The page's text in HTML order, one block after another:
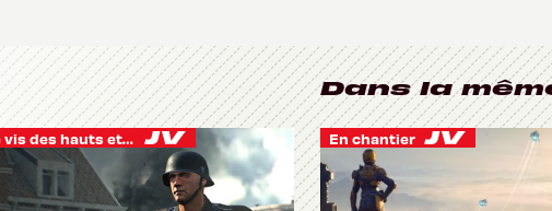
Je vis des hauts et des bas
Dans la
En chantier